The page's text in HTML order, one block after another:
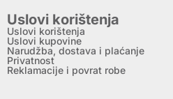
Uslovi korištenja
Uslovi korištenja
Uslovi kupovine
Narudžba, dostava i plaćanje
Privatnost
Reklamacije i povrat robe